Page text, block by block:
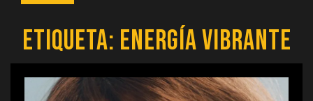
Etiqueta: energía vibrante